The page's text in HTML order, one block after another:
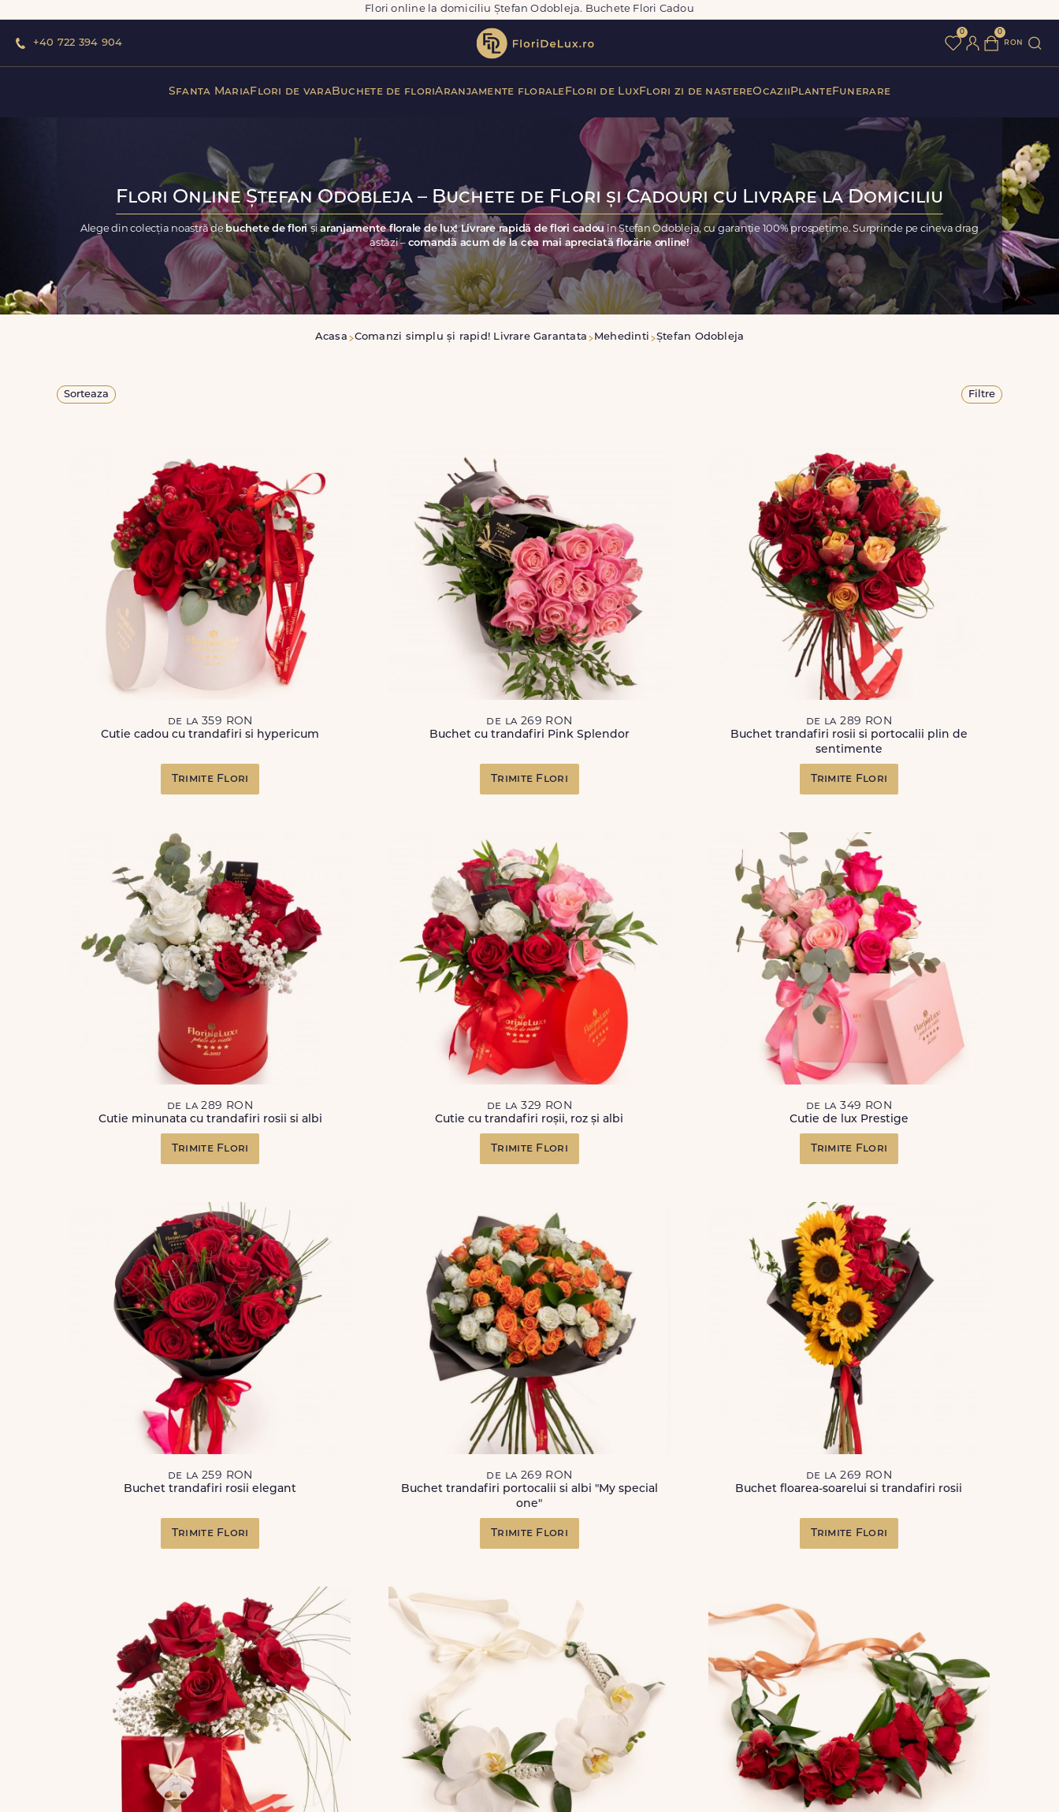
Flori online la domiciliu Ștefan Odobleja. Buchete Flori Cadou
+40 722 394 904
0 0
ron
Sfanta MariaFlori de varaBuchete de floriAranjamente florale Flori de LuxFlori zi de nastereOcazii PlanteFunerare
Flori Online Ștefan Odobleja – Buchete de Flori și Cadouri cu Livrare la Domiciliu
Alege din colecția noastră de buchete de florișiaranjamente florale de lux! Livrare rapidă de flori cadou în Ștefan Odobleja, cu garanție 100% prospețime. Surprinde pe cineva drag
astăzi – comandă acum de la cea mai apreciată florărie online!
Acasa Comanzi simplu și rapid! Livrare Garantata Mehedinti Ștefan Odobleja
Sorteaza Filtre
de la 359 RON
Cutie cadou cu trandafiri si hypericum
Trimite Flori
de la 269 RON
Buchet cu trandafiri Pink Splendor
Trimite Flori
de la 289 RON
Buchet trandafiri rosii si portocalii plin de
sentimente
Trimite Flori
de la 289 RON
Cutie minunata cu trandafiri rosii si albi
Trimite Flori
de la 329 RON
Cutie cu trandafiri roșii, roz și albi
Trimite Flori
de la 349 RON
Cutie de lux Prestige
Trimite Flori
de la 259 RON
Buchet trandafiri rosii elegant
Trimite Flori
de la 269 RON
Buchet trandafiri portocalii si albi "My special
one"
Trimite Flori
de la 269 RON
Buchet floarea-soarelui si trandafiri rosii
Trimite Flori